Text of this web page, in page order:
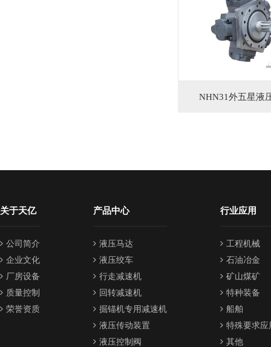
NHN31外五星液
关于天亿
公司简介
企业文化
厂房设备
质量控制
荣誉资质
产品中心
液压马达
液压绞车
行走减速机
回转减速机
掘锚机专用减速机
液压传动装置
液压控制阀
行业应用
工程机械
石油冶金
矿山煤矿
特种装备
船舶
特殊要求应
其他